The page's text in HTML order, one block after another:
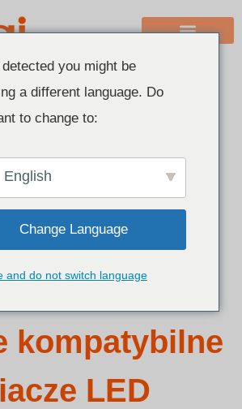
kompatybilne
LED
you might be
a different language. Do
to change to:
English
Change Language
and do not switch language